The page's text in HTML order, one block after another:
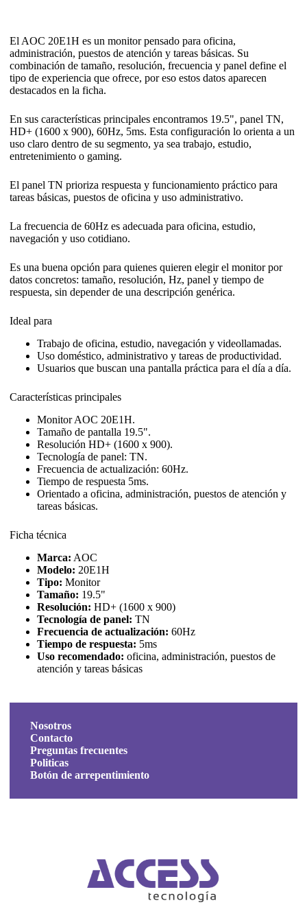
El AOC 20E1H es un monitor pensado para oficina,
administración, puestos de atención y tareas básicas. Su
combinación de tamaño, resolución, frecuencia y panel define el
tipo de experiencia que ofrece, por eso estos datos aparecen
destacados en la ficha.
En sus características principales encontramos 19.5", panel TN,
HD+ (1600 x 900), 60Hz, 5ms. Esta configuración lo orienta a un
uso claro dentro de su segmento, ya sea trabajo, estudio,
entretenimiento o gaming.
El panel TN prioriza respuesta y funcionamiento práctico para
tareas básicas, puestos de oficina y uso administrativo.
La frecuencia de 60Hz es adecuada para oficina, estudio,
navegación y uso cotidiano.
Es una buena opción para quienes quieren elegir el monitor por
datos concretos: tamaño, resolución, Hz, panel y tiempo de
respuesta, sin depender de una descripción genérica.
Ideal para
Trabajo de oficina, estudio, navegación y videollamadas.
Uso doméstico, administrativo y tareas de productividad.
Usuarios que buscan una pantalla práctica para el día a día.
Características principales
Monitor AOC 20E1H.
Tamaño de pantalla 19.5".
Resolución HD+ (1600 x 900).
Tecnología de panel: TN.
Frecuencia de actualización: 60Hz.
Tiempo de respuesta 5ms.
Orientado a oficina, administración, puestos de atención y
tareas básicas.
Ficha técnica
Marca: AOC
Modelo: 20E1H
Tipo: Monitor
Tamaño: 19.5"
Resolución: HD+ (1600 x 900)
Tecnología de panel: TN
Frecuencia de actualización: 60Hz
Tiempo de respuesta: 5ms
Uso recomendado: oficina, administración, puestos de
atención y tareas básicas
Nosotros
Contacto
Preguntas frecuentes
Politicas
Botón de arrepentimiento